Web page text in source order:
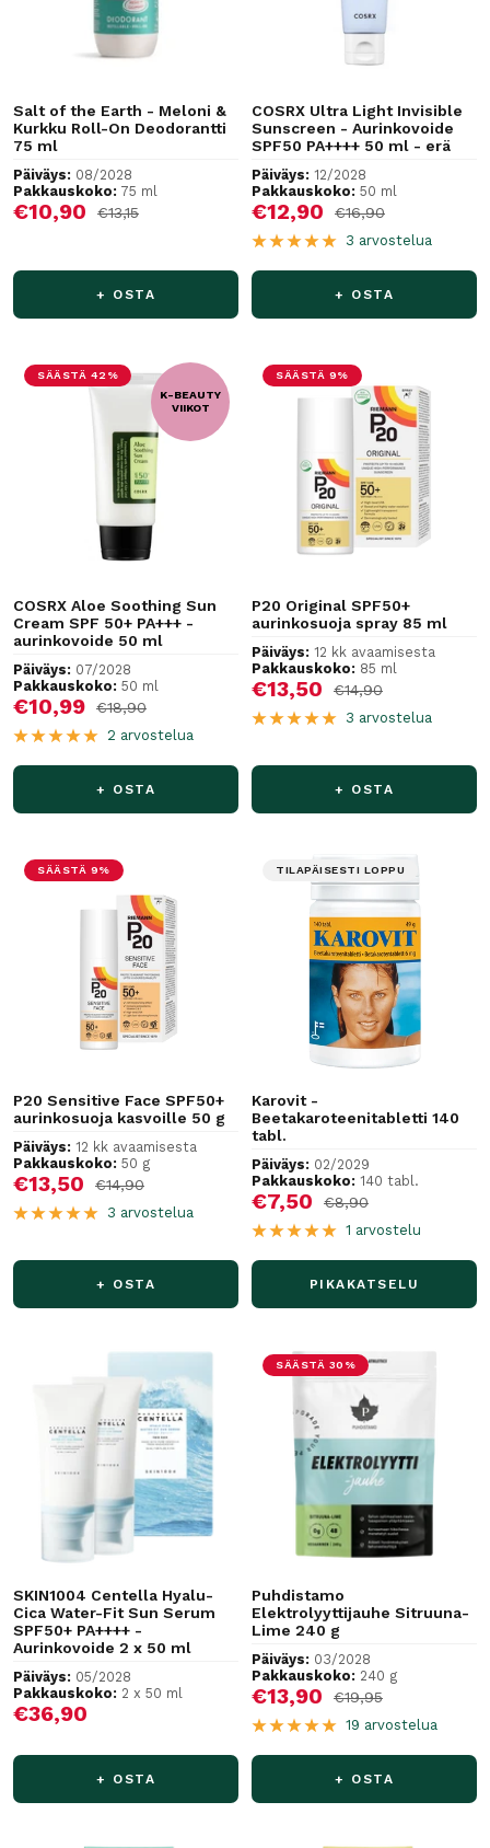
Salt of the Earth - Meloni &
Kurkku Roll-On Deodorantti
75 ml
Päiväys: 08/2028
Pakkauskoko: 75 ml
Alennushinta
€10,90 Normaalihinta
€13,15
+ OSTA
COSRX Ultra Light Invisible
Sunscreen - Aurinkovoide
SPF50 PA++++ 50 ml - erä
Päiväys: 12/2028
Pakkauskoko: 50 ml
Alennushinta
€12,90 Normaalihinta
€16,90
3 arvostelua
+ OSTA
K-BEAUTY
VIIKOT
SÄÄSTÄ 42%
COSRX Aloe Soothing Sun
Cream SPF 50+ PA+++ -
aurinkovoide 50 ml
Päiväys: 07/2028
Pakkauskoko: 50 ml
Alennushinta
€10,99 Normaalihinta
€18,90
2 arvostelua
+ OSTA
SÄÄSTÄ 9%
P20 Original SPF50+
aurinkosuoja spray 85 ml
Päiväys: 12 kk avaamisesta
Pakkauskoko: 85 ml
Alennushinta
€13,50 Normaalihinta
€14,90
3 arvostelua
+ OSTA
SÄÄSTÄ 9%
P20 Sensitive Face SPF50+
aurinkosuoja kasvoille 50 g
Päiväys: 12 kk avaamisesta
Pakkauskoko: 50 g
Alennushinta
€13,50 Normaalihinta
€14,90
3 arvostelua
+ OSTA
TILAPÄISESTI LOPPU
Karovit -
Beetakaroteenitabletti 140
tabl.
Päiväys: 02/2029
Pakkauskoko: 140 tabl.
Alennushinta
€7,50 Normaalihinta
€8,90
1 arvostelu
PIKAKATSELU
SKIN1004 Centella Hyalu-
Cica Water-Fit Sun Serum
SPF50+ PA++++ -
Aurinkovoide 2 x 50 ml
Päiväys: 05/2028
Pakkauskoko: 2 x 50 ml
Alennushinta
€36,90
+ OSTA
SÄÄSTÄ 30%
Puhdistamo
Elektrolyyttijauhe Sitruuna-
Lime 240 g
Päiväys: 03/2028
Pakkauskoko: 240 g
Alennushinta
€13,90 Normaalihinta
€19,95
19 arvostelua
+ OSTA